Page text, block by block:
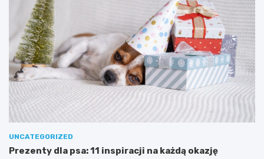
UNCATEGORIZED
Prezenty dla psa: 11 inspiracji na każdą okazję